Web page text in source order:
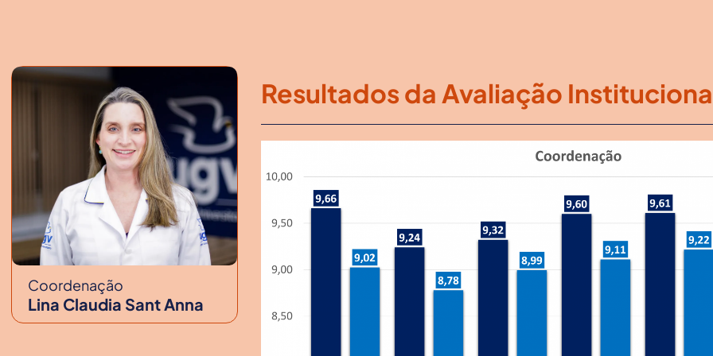
Coordenação
Lina Claudia Sant Anna
Resultados da Avaliação